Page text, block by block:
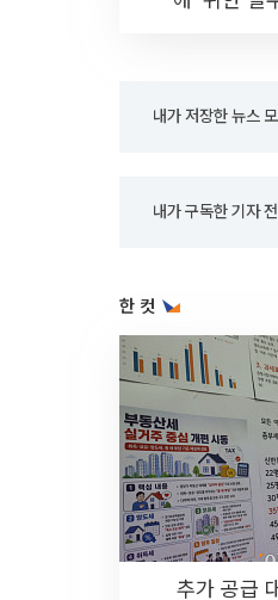
내가 저장한 뉴스 모
내가 구독한 기자 전
한 컷
추가 공급